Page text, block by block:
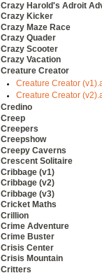
Crazy Harold's Adroit
Crazy Kicker
Crazy Maze Race
Crazy Quader
Crazy Scooter
Crazy Vacation
Creature Creator
Creature Creator
Creature Creator
Credino
Creep
Creepers
Creepshow
Creepy Caverns
Crescent Solitaire
Cribbage (v1)
Cribbage (v2)
Cribbage (v3)
Cricket Maths
Crillion
Crime Adventure
Crime Buster
Crisis Center
Crisis Mountain
Critters